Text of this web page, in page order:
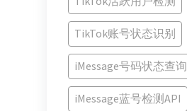
TikTok账号状态识别
iMessage号码状态查询
iMessage蓝号检测API